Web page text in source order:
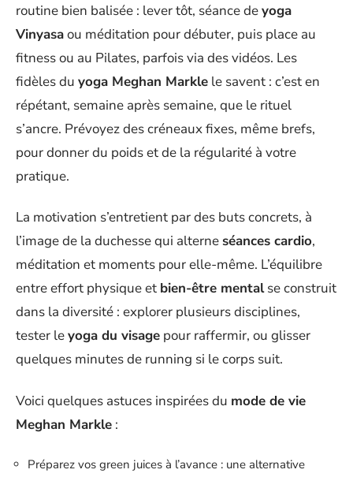
routine bien balisée : lever tôt, séance deyoga
Vinyasaou méditation pour débuter, puis place au
fitness ou au Pilates, parfois via des vidéos. Les
fidèles du yoga Meghan Markle le savent : c’est en
répétant, semaine après semaine, que le rituel
s’ancre. Prévoyez des créneaux fixes, même brefs,
pour donner du poids et de la régularité à votre
pratique.
La motivation s’entretient par des buts concrets, à
l’image de la duchesse qui alterne séances cardio,
méditation et moments pour elle-même. L’équilibre
entre effort physique et bien-être mentalse construit
dans la diversité : explorer plusieurs disciplines,
tester leyoga du visage pour raffermir, ou glisser
quelques minutes de running si le corps suit.
Voici quelques astuces inspirées du mode de vie
Meghan Markle :
Préparez vos green juices à l’avance : une alternative